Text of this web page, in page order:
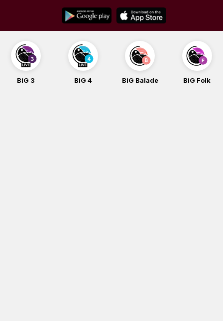
content
BiG Balade BiG Folk